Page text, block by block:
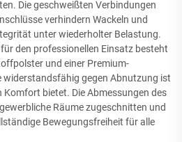
Die geschweißten Verbindungen
verhindern Wackeln und
unter wiederholter Belastung.
den professionellen Einsatz besteht
und einer Premium-
widerstandsfähig gegen Abnutzung ist
Komfort bietet. Die Abmessungen des
Räume zugeschnitten und
Bewegungsfreiheit für alle